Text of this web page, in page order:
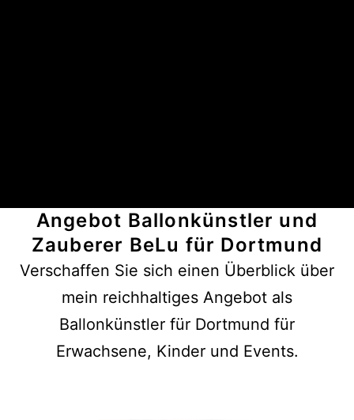
Angebot Ballonkünstler und
Zauberer BeLu für Dortmund
Verschaffen Sie sich einen Überblick über
mein reichhaltiges Angebot als
Ballonkünstler für Dortmund für
Erwachsene, Kinder und Events.